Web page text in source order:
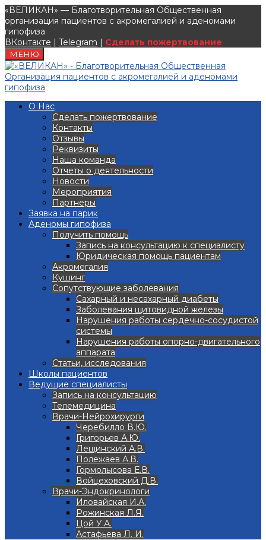
«ВЕЛИКАН» — Благотворительная Общественная
организация пациентов с акромегалией и аденомами
гипофиза
ВКонтакте | Telegram | Сделать пожертвование
МЕНЮ
О Нас
Сделать пожертвование
Контакты
Отзывы
Реквизиты
Наша команда
Отчеты о деятельности
Новости
Мероприятия
Партнеры
Заявка на парик
Аденомы гипофиза
Получить помощь
Запись на консультацию к специалисту
Юридическая помощь пациентам
Акромегалия
Кушинг
Сопутствующие заболевания
Сахарный и несахарный диабеты
Заболевания щитовидной железы
Нарушения работы сердечно-сосудистой
системы
Нарушения работы опорно-двигательного
аппарата
Статьи, исследования
Школы пациентов
Ведущие специалисты
Запись на консультацию
Телемедицина
Врачи-Нейрохирурги
Черебилло В.Ю.
Григорьев А.Ю.
Лещинский А.В.
Полежаев А.В.
Гормолысова Е.В.
Войцеховский Д.В.
Врачи-Эндокринологи
Иловайская И.А.
Рожинская Л.Я.
Цой У.А.
Астафьева Л. И.